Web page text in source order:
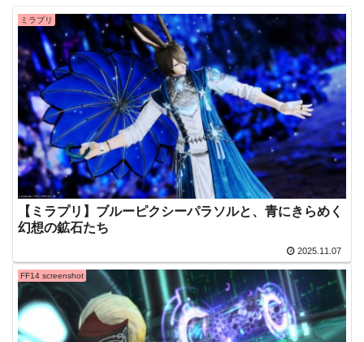
ミラプリ
【ミラプリ】ブルーピクシーパラソルと、青にきらめく
幻想の鉱石たち
2025.11.07
FF14 screenshot